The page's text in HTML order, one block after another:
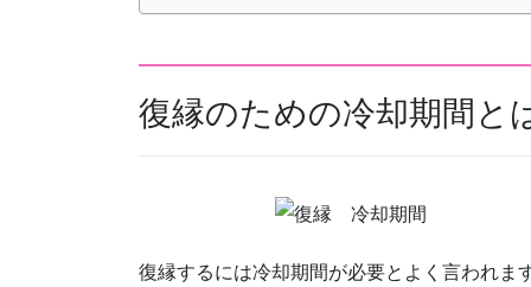
復縁のための冷却期間と
復縁するには冷却期間が必要とよく言われます